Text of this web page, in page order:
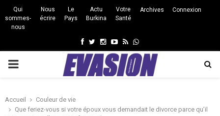
Qui
sommes-
nous
Nous
écrire
Le
Pays
Actu
Burkina
Votre
Santé
Archives Connexion
Facebook
Twitter
Instagram
Youtube
RssWhatsapp
PRIMARY
Accueil
Couleur de vie
Que feriez-vous si votre époux vous demandait le divorce parce qu’il